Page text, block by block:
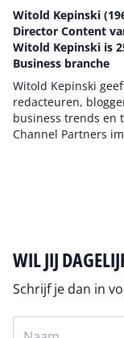
Witold Kepinski
Director Content
Witold Kepinski is
Business branche
Witold Kepinski
redacteuren,
business trends en
Channel Partners
WIL JIJ
Schrijf je dan in